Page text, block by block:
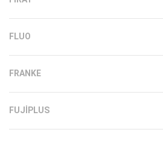
FLUO
FRANKE
FUJIPLUS